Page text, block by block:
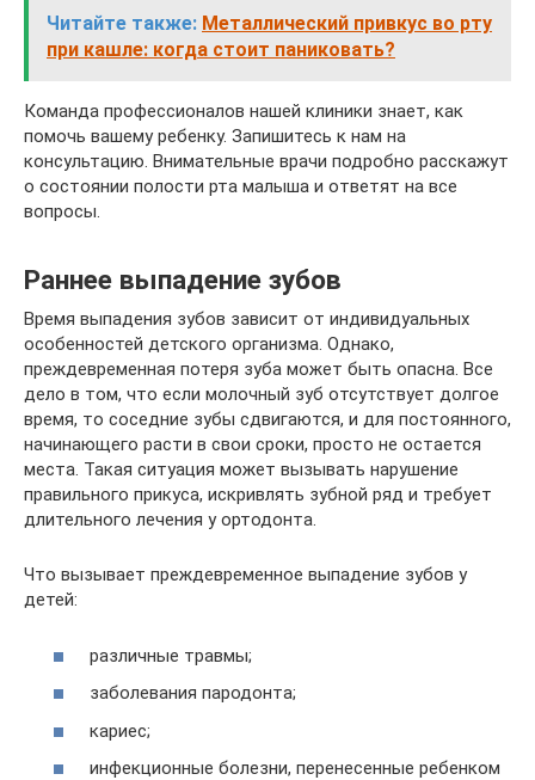
Читайте также: Металлический привкус во рту
при кашле: когда стоит паниковать?
Команда профессионалов нашей клиники знает, как
помочь вашему ребенку. Запишитесь к нам на
консультацию. Внимательные врачи подробно расскажут
о состоянии полости рта малыша и ответят на все
вопросы.
Раннее выпадение зубов
Время выпадения зубов зависит от индивидуальных
особенностей детского организма. Однако,
преждевременная потеря зуба может быть опасна. Все
дело в том, что если молочный зуб отсутствует долгое
время, то соседние зубы сдвигаются, и для постоянного,
начинающего расти в свои сроки, просто не остается
места. Такая ситуация может вызывать нарушение
правильного прикуса, искривлять зубной ряд и требует
длительного лечения у ортодонта.
Что вызывает преждевременное выпадение зубов у
детей:
различные травмы;
заболевания пародонта;
кариес;
инфекционные болезни, перенесенные ребенком